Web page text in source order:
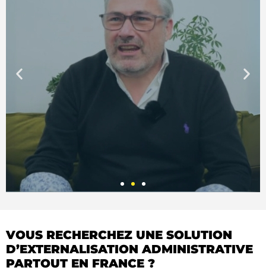
MAISONNEUVE
DIRIGEANT
ASSUR&SENS &
VOUS RECHERCHEZ UNE SOLUTION
D’EXTERNALISATION ADMINISTRATIVE
PARTOUT EN FRANCE ?